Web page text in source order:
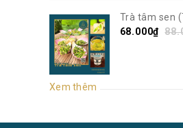
Trà tâm sen
| Sen Vô Ưu
68.000₫
Xem thêm